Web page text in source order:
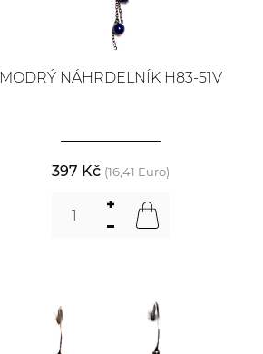
MODRÝ NÁHRDELNÍK H83-51V
397 Kč (16,41 Euro)